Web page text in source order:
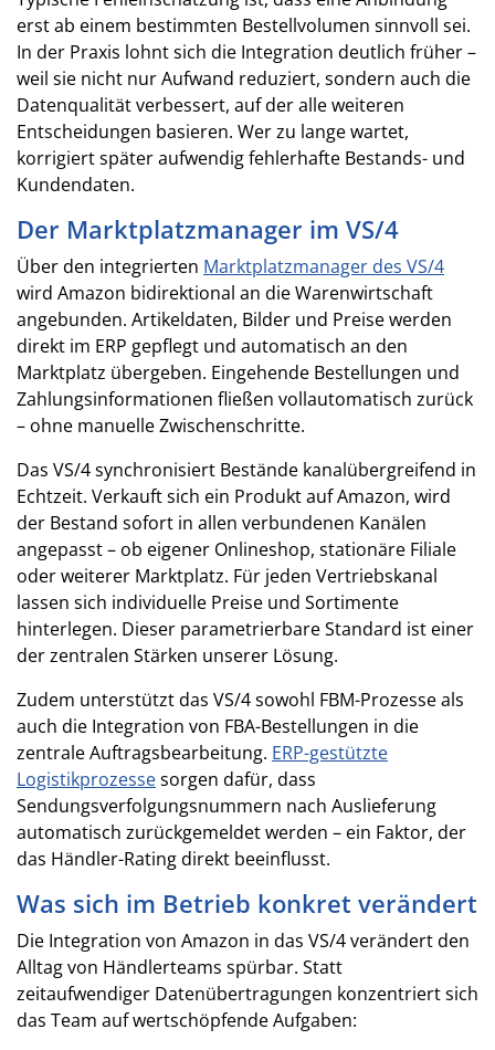
erst ab einem bestimmten Bestellvolumen sinnvoll sei.
In der Praxis lohnt sich die Integration deutlich früher –
weil sie nicht nur Aufwand reduziert, sondern auch die
Datenqualität verbessert, auf der alle weiteren
Entscheidungen basieren. Wer zu lange wartet,
korrigiert später aufwendig fehlerhafte Bestands- und
Kundendaten.
Der Marktplatzmanager im VS/4
Über den integrierten Marktplatzmanager des VS/4
wird Amazon bidirektional an die Warenwirtschaft
angebunden. Artikeldaten, Bilder und Preise werden
direkt im ERP gepflegt und automatisch an den
Marktplatz übergeben. Eingehende Bestellungen und
Zahlungsinformationen fließen vollautomatisch zurück
– ohne manuelle Zwischenschritte.
Das VS/4 synchronisiert Bestände kanalübergreifend in
Echtzeit. Verkauft sich ein Produkt auf Amazon, wird
der Bestand sofort in allen verbundenen Kanälen
angepasst – ob eigener Onlineshop, stationäre Filiale
oder weiterer Marktplatz. Für jeden Vertriebskanal
lassen sich individuelle Preise und Sortimente
hinterlegen. Dieser parametrierbare Standard ist einer
der zentralen Stärken unserer Lösung.
Zudem unterstützt das VS/4 sowohl FBM-Prozesse als
auch die Integration von FBA-Bestellungen in die
zentrale Auftragsbearbeitung. ERP-gestützte
Logistikprozessesorgen dafür, dass
Sendungsverfolgungsnummern nach Auslieferung
automatisch zurückgemeldet werden – ein Faktor, der
das Händler-Rating direkt beeinflusst.
Was sich im Betrieb konkret verändert
Die Integration von Amazon in das VS/4 verändert den
Alltag von Händlerteams spürbar. Statt
zeitaufwendiger Datenübertragungen konzentriert sich
das Team auf wertschöpfende Aufgaben: